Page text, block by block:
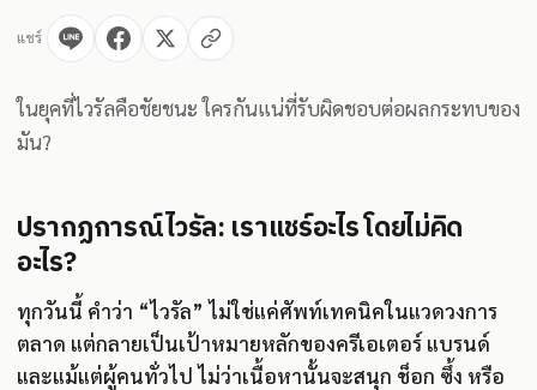
แชร์
ในยุคที่ไวรัลคือชัยชนะ ใครกันแน่ที่รับผิดชอบต่อผลกระทบของ
มัน?
ปรากฏการณ์ไวรัล: เราแชร์อะไร โดยไม่คิด
อะไร?
ทุกวันนี้ คำว่า “ไวรัล” ไม่ใช่แค่ศัพท์เทคนิคในแวดวงการ
ตลาด แต่กลายเป็นเป้าหมายหลักของครีเอเตอร์ แบรนด์
และแม้แต่ผู้คนทั่วไป ไม่ว่าเนื้อหานั้นจะสนุก ช็อก ซึ้ง หรือ